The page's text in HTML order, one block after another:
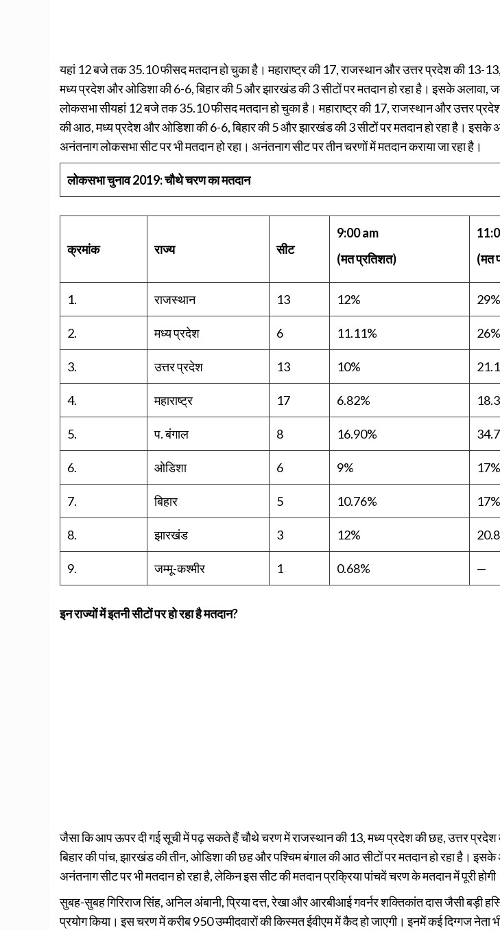
यहां 12 बजे तक 35.10 फीसद मतदान हो चुका है। महाराष्ट्र की 17, राजस्थान और उत्तर प्रदेश की 13-
मध्य प्रदेश और ओडिशा की 6-6, बिहार की 5 और झारखंड की 3 सीटों पर मतदान हो रहा है। इसके अलावा,
लोकसभा सीयहां 12 बजे तक 35.10 फीसद मतदान हो चुका है। महाराष्ट्र की 17, राजस्थान और उत्तर
की आठ, मध्य प्रदेश और ओडिशा की 6-6, बिहार की 5 और झारखंड की 3 सीटों पर मतदान हो रहा है। इसके
अनंतनाग लोकसभा सीट पर भी मतदान हो रहा। अनंतनाग सीट पर तीन चरणों में मतदान कराया जा रहा है।
लोकसभा चुनाव 2019: चौथे चरण का मतदान
क्रमांक राज्य सीट
9:00 am
(मत प्रतिशत)
(मत
1. राजस्थान 13 12% 29%
2. मध्य प्रदेश 6 11.11% 26%
3. उत्तर प्रदेश 13 10%
4. महाराष्ट्र 17 6.82%
5. प. बंगाल 8 16.90%
6. ओडिशा 6 9% 17%
7. बिहार 5 10.76% 17%
8. झारखंड 3 12%
9. जम्मू-कश्मीर 1 0.68% —
इन राज्यों में इतनी सीटों पर हो रहा है मतदान?
जैसा कि आप ऊपर दी गई सूची में पढ़ सकते हैं चौथे चरण में राजस्थान की 13, मध्य प्रदेश की छह, उत्तर प्रदेश
बिहार की पांच, झारखंड की तीन, ओडिशा की छह और पश्चिम बंगाल की आठ सीटों पर मतदान हो रहा है।
अनंतनाग सीट पर भी मतदान हो रहा है, लेकिन इस सीट की मतदान प्रक्रिया पांचवें चरण के मतदान में पूरी
सुबह-सुबह गिरिराज सिंह, अनिल अंबानी, प्रिया दत्त, रेखा और आरबीआई गवर्नर शक्तिकांत दास जैसी बड़ी
प्रयोग किया। इस चरण में करीब 950 उम्मीदवारों की किस्मत ‌ईवीएम में कैद हो जाएगी। इनमें कई दिग्गज नेता